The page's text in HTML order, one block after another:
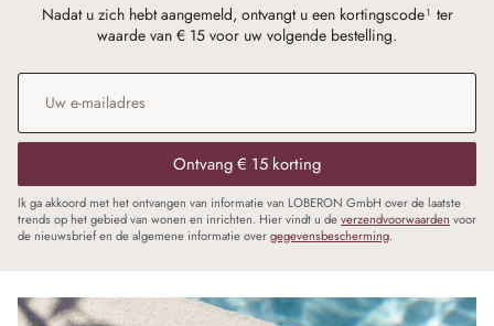
Nadat u zich hebt aangemeld, ontvangt u een kortingscode¹ ter
waarde van € 15 voor uw volgende bestelling.
E-mailadres
Ontvang € 15 korting
Ik ga akkoord met het ontvangen van informatie van LOBERON GmbH over de laatste
trends op het gebied van wonen en inrichten. Hier vindt u deverzendvoorwaarden voor
de nieuwsbrief en de algemene informatie overgegevensbescherming.